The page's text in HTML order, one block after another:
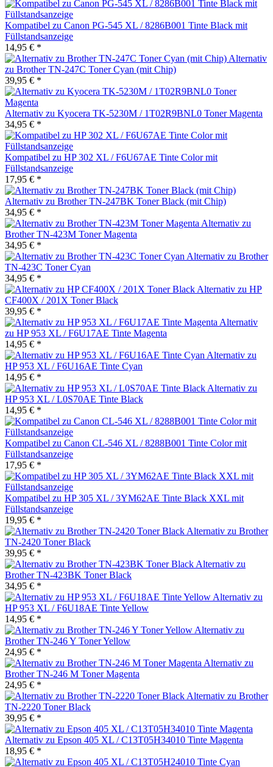
Kompatibel zu Canon PG-545 XL / 8286B001 Tinte Black mit
Füllstandsanzeige
14,95 € *
Alternativ
zu Brother TN-247C Toner Cyan (mit Chip)
39,95 € *
Alternativ zu Kyocera TK-5230M / 1T02R9BNL0 Toner Magenta
34,95 € *
Kompatibel zu HP 302 XL / F6U67AE Tinte Color mit
Füllstandsanzeige
17,95 € *
Alternativ zu Brother TN-247BK Toner Black (mit Chip)
34,95 € *
Alternativ zu
Brother TN-423M Toner Magenta
34,95 € *
Alternativ zu Brother
TN-423C Toner Cyan
34,95 € *
Alternativ zu HP
CF400X / 201X Toner Black
39,95 € *
Alternativ
zu HP 953 XL / F6U17AE Tinte Magenta
14,95 € *
Alternativ zu
HP 953 XL / F6U16AE Tinte Cyan
14,95 € *
Alternativ zu
HP 953 XL / L0S70AE Tinte Black
14,95 € *
Kompatibel zu Canon CL-546 XL / 8288B001 Tinte Color mit
Füllstandsanzeige
17,95 € *
Kompatibel zu HP 305 XL / 3YM62AE Tinte Black XXL mit
Füllstandsanzeige
19,95 € *
Alternativ zu Brother
TN-2420 Toner Black
39,95 € *
Alternativ zu
Brother TN-423BK Toner Black
34,95 € *
Alternativ zu
HP 953 XL / F6U18AE Tinte Yellow
14,95 € *
Alternativ zu
Brother TN-246 Y Toner Yellow
24,95 € *
Alternativ zu
Brother TN-246 M Toner Magenta
24,95 € *
Alternativ zu Brother
TN-2220 Toner Black
39,95 € *
Alternativ zu Epson 405 XL / C13T05H34010 Tinte Magenta
18,95 € *